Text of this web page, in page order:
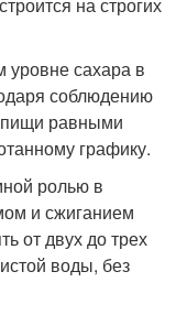
уровне сахара в
соблюдению
пищи равными
графику.
ролью в
и сжиганием
от двух до трех
воды, без